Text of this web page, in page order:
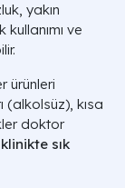
yakın
ve
ürünleri
(alkolsüz), kısa
doktor
sık